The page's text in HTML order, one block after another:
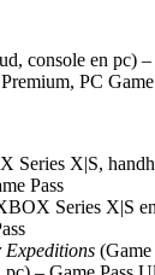
console en pc) –
PC Game
Series X|S,
Pass
Series X|S
Expeditions